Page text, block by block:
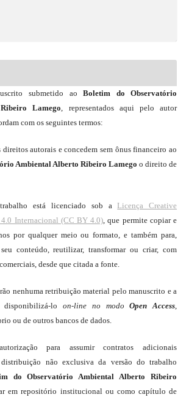
submetido aoBoletim do Observatório
Lamego , representados aqui pelo autor
com os seguintes termos:
direitos autorais e concedem sem ônus financeiro ao
Ambiental Alberto Ribeiro Lamegoo direito de
está licenciado sob a Licença Creative
Internacional (CC BY 4.0) , que permite copiar e
por qualquer meio ou formato, e também para,
conteúdo, reutilizar, transformar ou criar, com
desde que citada a fonte.
nenhuma retribuição material pelo manuscrito e a
disponibilizá-lo on-line no modo Open Access
ou de outros bancos de dados.
para assumir contratos adicionais
distribuição não exclusiva da versão do trabalho
do Observatório Ambiental Alberto Ribeiro
em repositório institucional ou como capítulo de